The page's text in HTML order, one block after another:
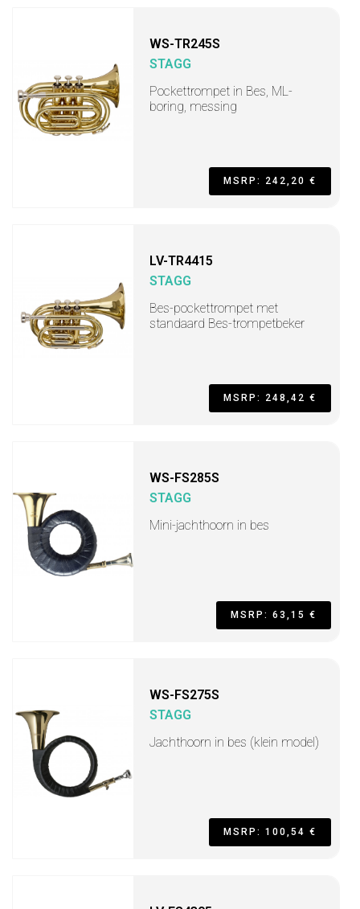
WS-TR245S
STAGG
Pockettrompet in Bes, ML-
boring, messing
MSRP: 242,20 €
LV-TR4415
STAGG
Bes-pockettrompet met
standaard Bes-trompetbeker
MSRP: 248,42 €
WS-FS285S
STAGG
Mini-jachthoorn in bes
MSRP: 63,15 €
WS-FS275S
STAGG
Jachthoorn in bes (klein model)
MSRP: 100,54 €